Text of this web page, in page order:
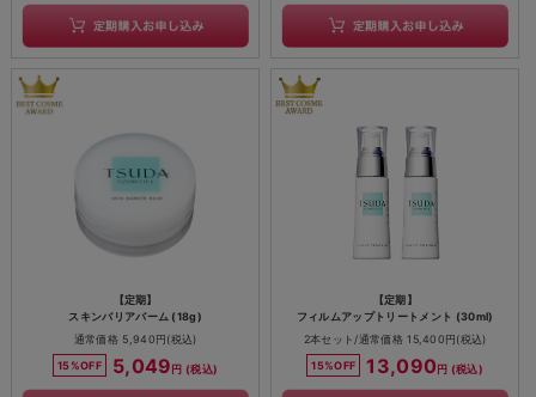
【定期】
スキンバリアバーム (18g)
通常価格 5,940円(税込)
15%OFF
5,049円 (税込)
【定期】
フィルムアップトリートメント (30ml)
2本セット/通常価格 15,400円(税込)
15%OFF
13,090円 (税込)